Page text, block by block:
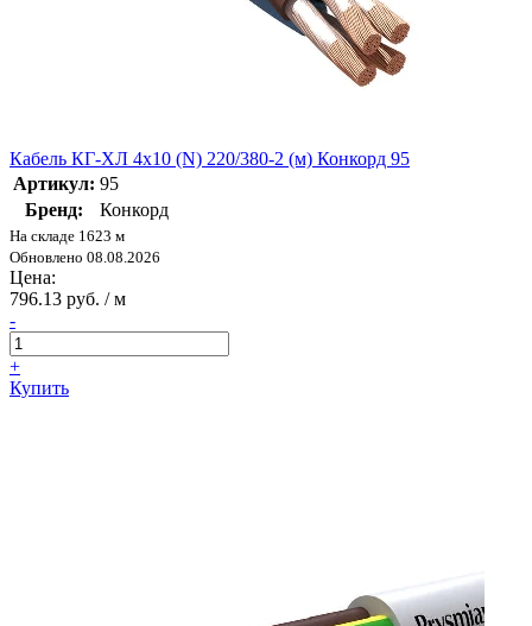
Кабель КГ-ХЛ 4х10 (N) 220/380-2 (м) Конкорд 95
Артикул: 95
Бренд:
Конкорд
На складе 1623 м
Обновлено 08.08.2026
Цена:
796.13 руб. / м
-
+
Купить